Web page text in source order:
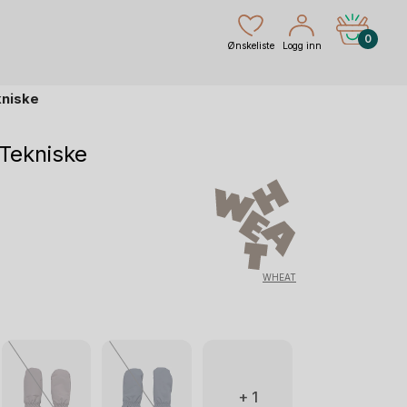
Ønskeliste Logg inn
0
WHEAT
+ 1